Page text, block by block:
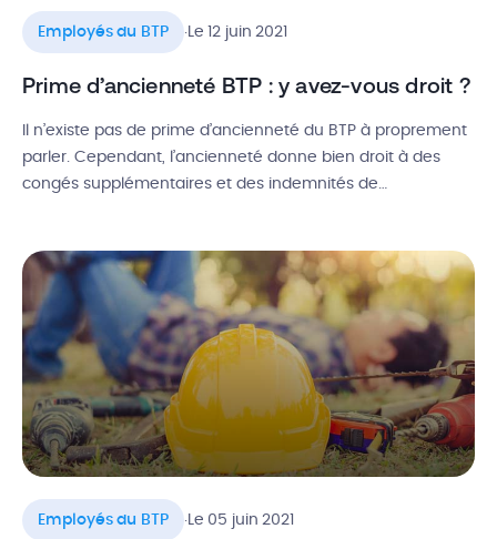
Employés du BTP . Le 12 juin 2021
Prime d’ancienneté BTP : y avez-vous droit ?
Il n’existe pas de prime d’ancienneté du BTP à proprement
parler. Cependant, l’ancienneté donne bien droit à des
congés supplémentaires et des indemnités de
l’ancienneté dans le bâtiment et les droits attenants.
Découvrez donc […]
Employés du BTP . Le 05 juin 2021